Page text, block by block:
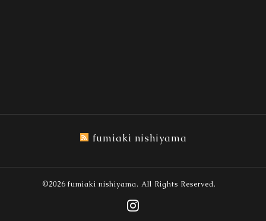
fumiaki nishiyama
©2026 fumiaki nishiyama. All Rights Reserved.